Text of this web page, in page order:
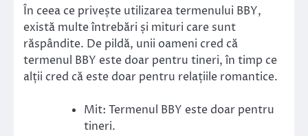
În ceea ce privește utilizarea termenului BBY,
există multe întrebări și mituri care sunt
răspândite. De pildă, unii oameni cred că
termenul BBY este doar pentru tineri, în timp ce
alții cred că este doar pentru relațiile romantice.
Mit: Termenul BBY este doar pentru
tineri.